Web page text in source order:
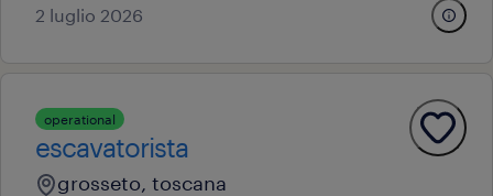
2 luglio 2026
operational
escavatorista
grosseto, toscana